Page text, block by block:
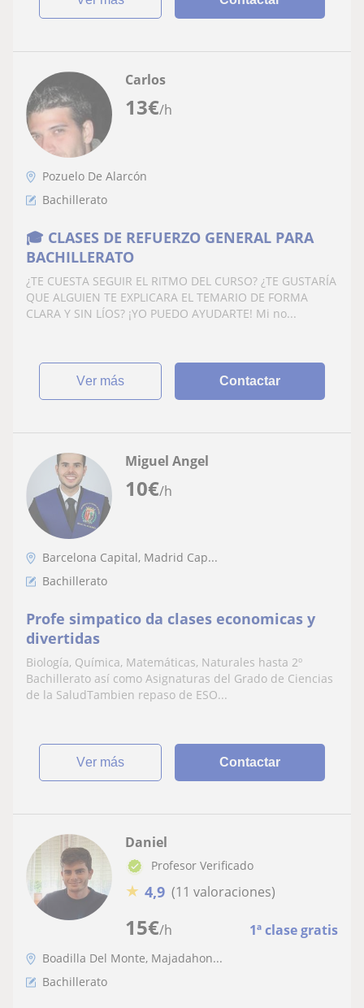
13€/h
Carlos
Pozuelo De Alarcón
Bachillerato
🎓 CLASES DE REFUERZO GENERAL PARA
BACHILLERATO
¿TE CUESTA SEGUIR EL RITMO DEL CURSO? ¿TE GUSTARÍA
QUE ALGUIEN TE EXPLICARA EL TEMARIO DE FORMA
CLARA Y SIN LÍOS? ¡YO PUEDO AYUDARTE! Mi no...
ver más Contactar
10€/h
Miguel Angel
Barcelona Capital, Madrid Cap...
Bachillerato
Profe simpatico da clases economicas y
divertidas
Biología, Química, Matemáticas, Naturales hasta 2º
Bachillerato así como Asignaturas del Grado de Ciencias
de la SaludTambien repaso de ESO...
ver más Contactar
15€/h 1ª clase gratis
Daniel
Profesor Verificado
★ 4,9 (11 valoraciones)
Boadilla Del Monte, Majadahon...
Bachillerato